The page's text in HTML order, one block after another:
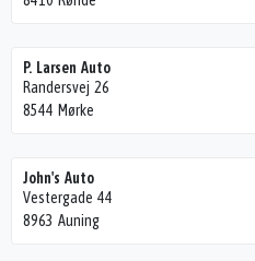
P. Larsen Auto
Randersvej 26
8544 Mørke
John's Auto
Vestergade 44
8963 Auning